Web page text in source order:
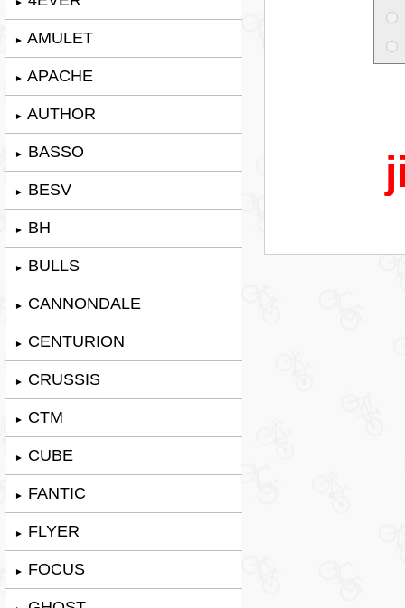
► AMULET
► APACHE
► AUTHOR
► BASSO
► BESV
► BH
► BULLS
► CANNONDALE
► CENTURION
► CRUSSIS
► CTM
► CUBE
► FANTIC
► FLYER
► FOCUS